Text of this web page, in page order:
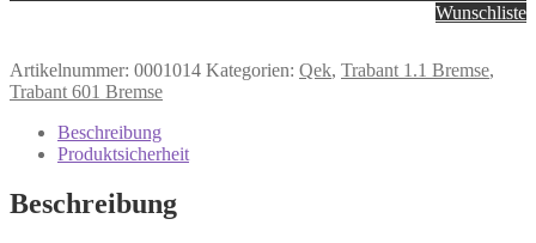
Wunschliste
Artikelnummer: 0001014 Kategorien: Qek, Trabant 1.1 Bremse,
Trabant 601 Bremse
Beschreibung
Produktsicherheit
Beschreibung